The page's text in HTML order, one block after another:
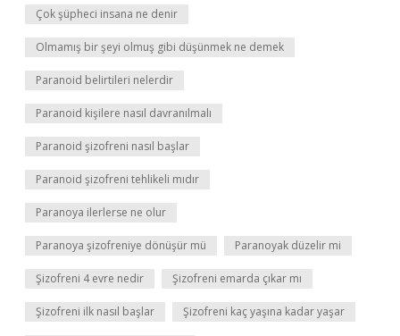
Çok şüpheci insana ne denir
Olmamış bir şeyi olmuş gibi düşünmek ne demek
Paranoid belirtileri nelerdir
Paranoid kişilere nasıl davranılmalı
Paranoid şizofreni nasıl başlar
Paranoid şizofreni tehlikeli mıdır
Paranoya ilerlerse ne olur
Paranoya şizofreniye dönüşür mü Paranoyak düzelir mi
Şizofreni 4 evre nedir Şizofreni emarda çıkar mı
Şizofreni ilk nasıl başlar Şizofreni kaç yaşına kadar yaşar